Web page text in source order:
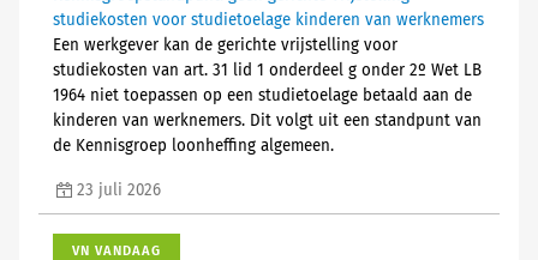
studiekosten voor studietoelage kinderen van werknemers
Een werkgever kan de gerichte vrijstelling voor
studiekosten van art. 31 lid 1 onderdeel g onder 2º Wet LB
1964 niet toepassen op een studietoelage betaald aan de
kinderen van werknemers. Dit volgt uit een standpunt van
de Kennisgroep loonheffing algemeen.
23 juli 2026
VN VANDAAG